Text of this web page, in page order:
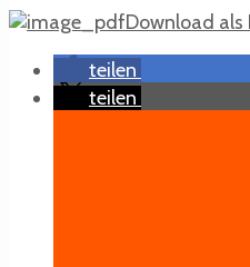
Download als
teilen
teilen